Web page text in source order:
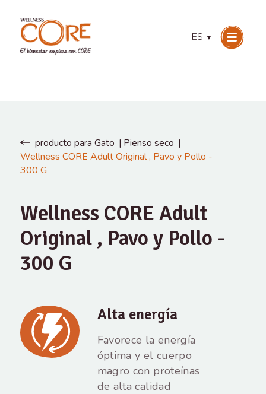
ES ▼
producto para Gato
Pienso seco
Wellness CORE Adult Original , Pavo y Pollo -
300 G
Wellness CORE Adult
Original , Pavo y Pollo -
300 G
Alta energía
Favorece la energía
óptima y el cuerpo
magro con proteínas
de alta calidad